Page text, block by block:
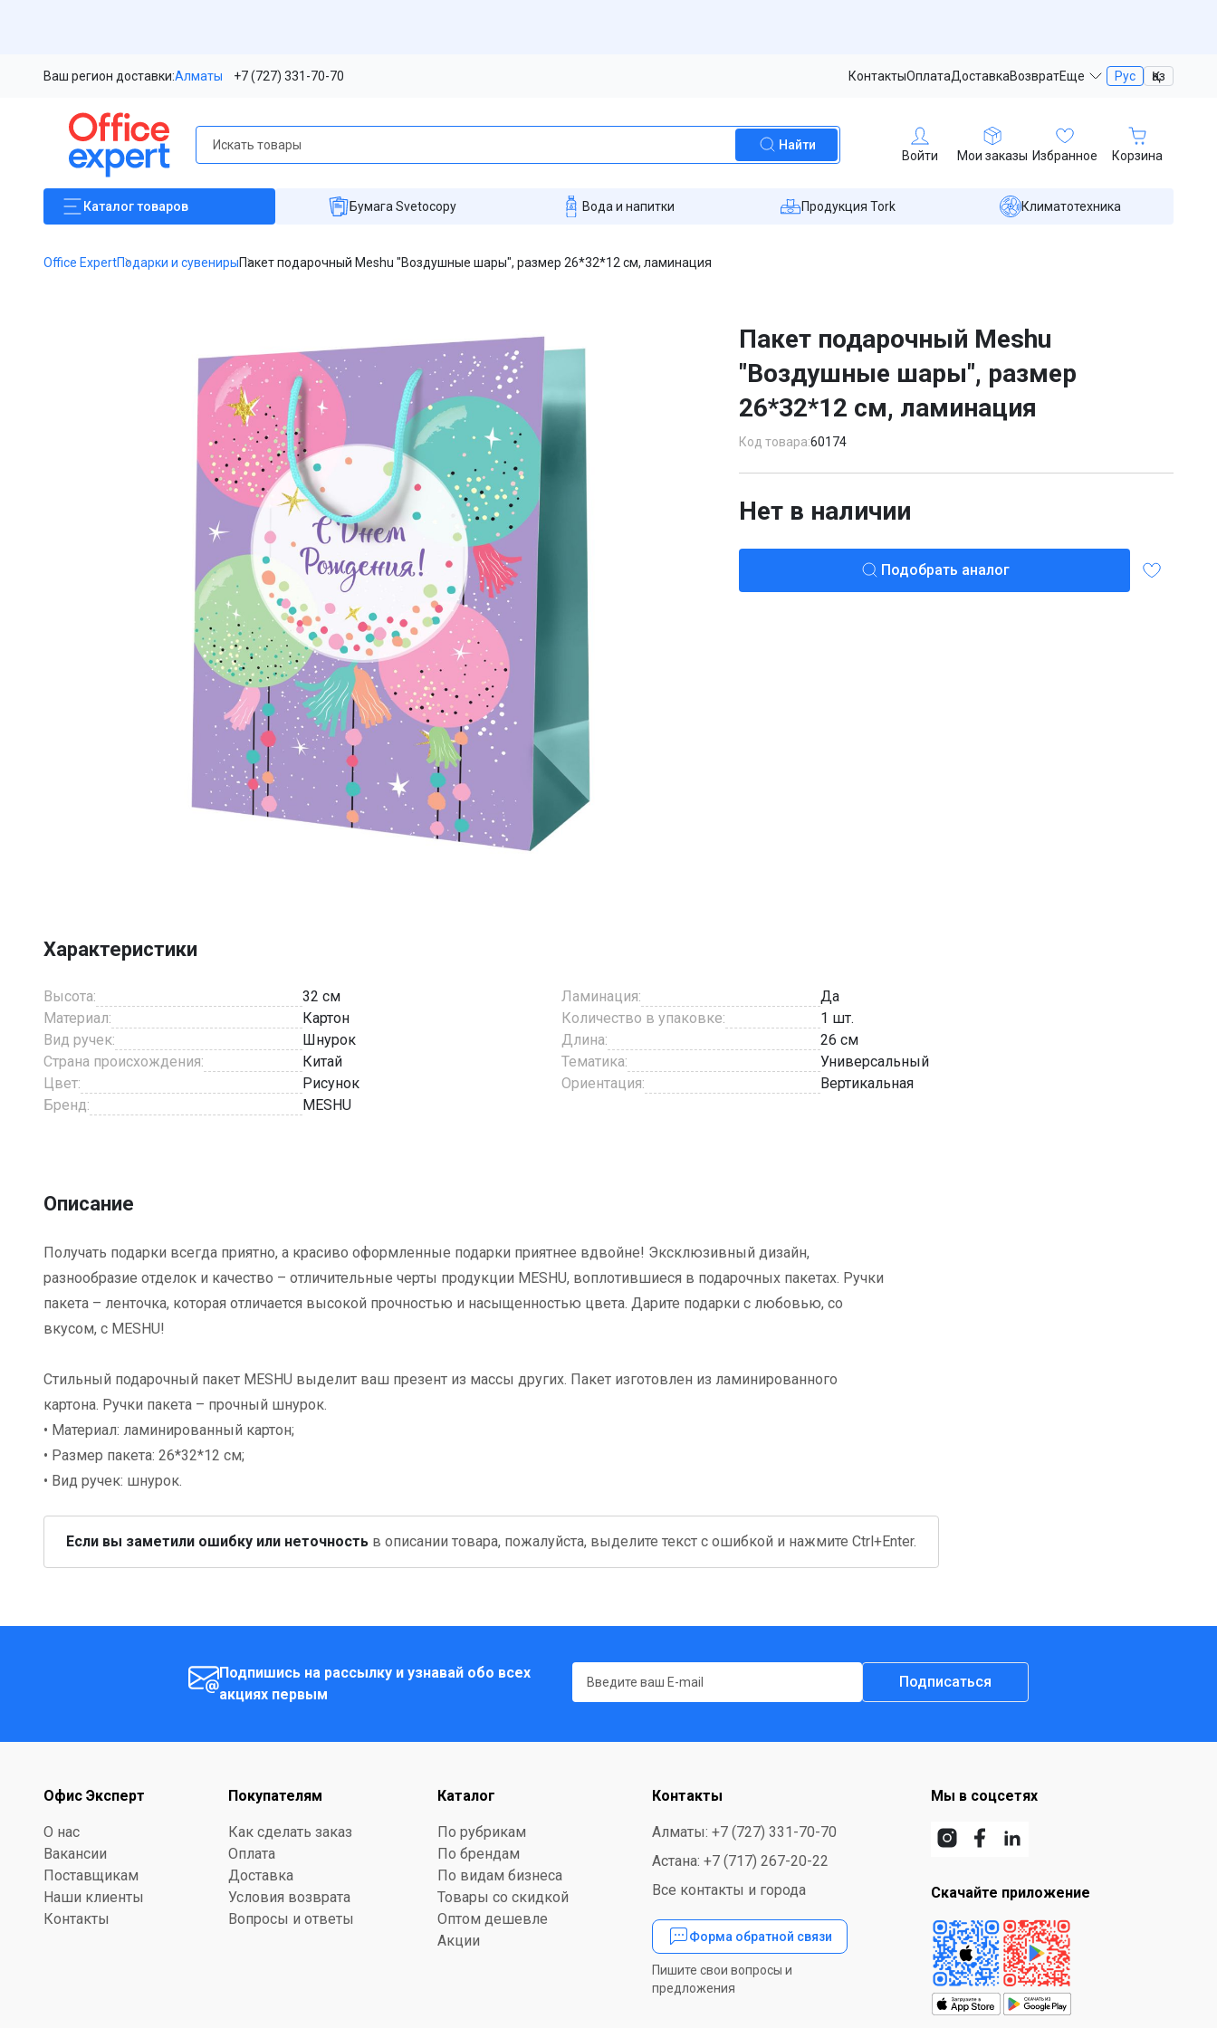
Ваш регион доставки:Алматы +7 (727) 331-70-70 КонтактыОплатаДоставкаВозвратЕще Рус Қаз
Найти
Войти Мои заказы Избранное Корзина
Каталогтоваров Бумага Svetocopy Вода и напитки Продукция Tork Климатотехника
Office ExpertПодарки и сувенирыПакет подарочный Meshu "Воздушные шары", размер 26*32*12 см, ламинация
1
Пакет подарочный Meshu
"Воздушные шары", размер
26*32*12 см, ламинация
Код товара:60174
Нет в наличии
Подобрать аналог
Характеристики
Высота:
32 см
Материал:
Картон
Вид ручек:
Шнурок
Страна происхождения:
Китай
Цвет:
Рисунок
Бренд:
MESHU
Ламинация:
Да
Количество в упаковке:
1 шт.
Длина:
26 см
Тематика:
Универсальный
Ориентация:
Вертикальная
Описание
Получать подарки всегда приятно, а красиво оформленные подарки приятнее вдвойне! Эксклюзивный дизайн,
разнообразие отделок и качество – отличительные черты продукции MESHU, воплотившиеся в подарочных пакетах. Ручки
пакета – ленточка, которая отличается высокой прочностью и насыщенностью цвета. Дарите подарки с любовью, со
вкусом, с MESHU!
Стильный подарочный пакет MESHU выделит ваш презент из массы других. Пакет изготовлен из ламинированного
картона. Ручки пакета – прочный шнурок.
• Материал: ламинированный картон;
• Размер пакета: 26*32*12 см;
• Вид ручек: шнурок.
Если вы заметили ошибку или неточность в описании товара, пожалуйста, выделите текст с ошибкой и нажмите Ctrl+Enter.
Подпишись на рассылку и узнавай обо всех
акциях первым
Подписаться
Офис Эксперт
О нас
Вакансии
Поставщикам
Наши клиенты
Контакты
Покупателям
Как сделать заказ
Оплата
Доставка
Условия возврата
Вопросы и ответы
Каталог
По рубрикам
По брендам
По видам бизнеса
Товары со скидкой
Оптом дешевле
Акции
Контакты
Алматы: +7 (727) 331-70-70
Астана: +7 (717) 267-20-22
Все контакты и города
Форма обратной связи
Пишите свои вопросы и
предложения
Мы в соцсетях
Скачайте приложение